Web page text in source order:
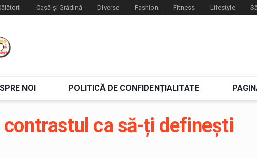
Casă și Grădină Diverse Fashion Fitness Lifestyle
NOI POLITICĂ DE CONFIDENȚIALITATE
ca să-ți definești